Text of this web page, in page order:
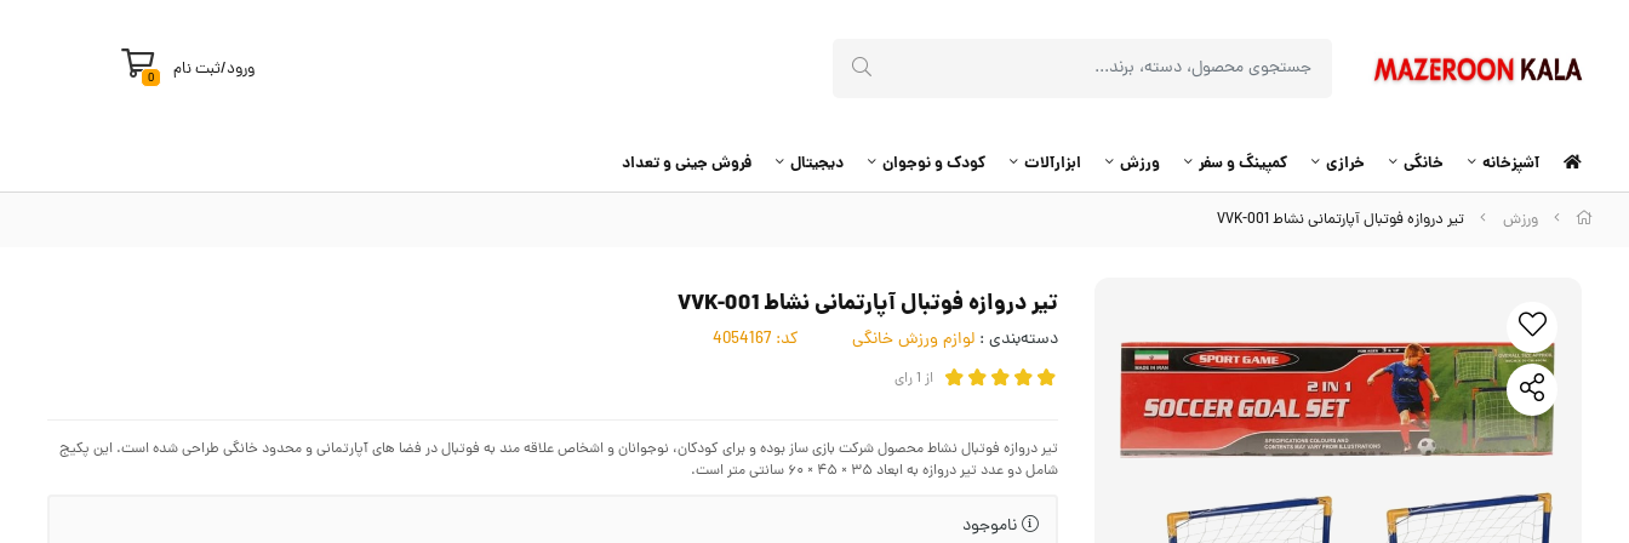
ورود/ثبت نام 0
آشپزخانه خانگی خرازی کمپینگ و سفر ورزش ابزارآلات کودک و نوجوان دیجیتال فروش جینی و تعداد
ورزش تیر دروازه فوتبال آپارتمانی نشاط VVK-001
تیر دروازه فوتبال آپارتمانی نشاط VVK-001
دسته‌بندی : لوازم ورزش خانگی کد:
از 1رای
تیر دروازه فوتبال نشاط محصول شرکت بازی ساز بوده و برای کودکان، نوجوانان و اشخاص علاقه مند به فوتبال در فضا های آپارتمانی و محدود خانگی طراحی شده است. این پکیج
شامل دو عدد تیر دروازه به ابعاد ۳۵ × ۴۵ × ۶۰ سانتی متر است.
ناموجود